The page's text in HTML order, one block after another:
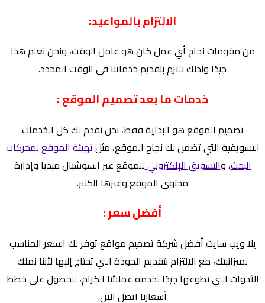
الالتزام بالمواعيد:
من مقومات نجاح أي عمل كان هو عامل الوقت، ونحن نعلم هذا
جيدًا ولذلك نلتزم بتقديم خدماتنا في الوقت المحدد.
خدمات ما بعد تصميم الموقع :
تصميم الموقع هو البداية فقط، نحن نقدم لك كل الخدمات
التسويقية التي تضمن لك نجاح الموقع، مثلتهيئة الموقع لمحركات
البحث، والتسويق الإلكترونيللموقع عبر السوشيال ميديا وإدارة
محتوى الموقع وغيرها الكثير.
أفضل سعر :
يلا ويب سايت أفضل شركة تصميم مواقعتوفر لك السعر المناسب
لميزانيتك، مع الالتزام بتقديم الجودة التي تحتاج إليها لأننا نملك
الأدوات التي نطوعها جيدًا لخدمة عملائنا الكرام، للحصول على خطط
أسعارنا اتصل الآن.